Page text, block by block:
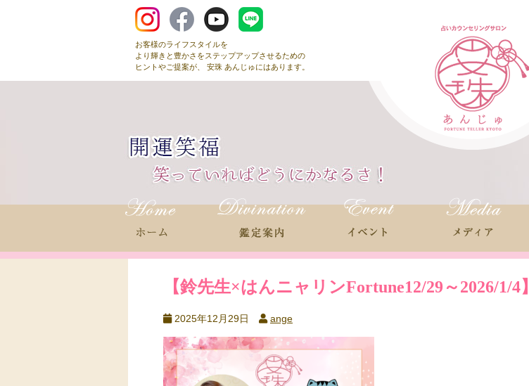
お客様のライフスタイルを
より輝きと豊かさをステップアップさせるための
ヒントやご提案が、 安珠 あんじゅにはあります。
【鈴先生×はんニャリンFortune12/29～2026/1/4】
2025年12月29日 ange